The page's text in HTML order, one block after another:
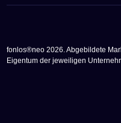
fonlos®neo 2026. Abgebildete
Eigentum der jeweiligen